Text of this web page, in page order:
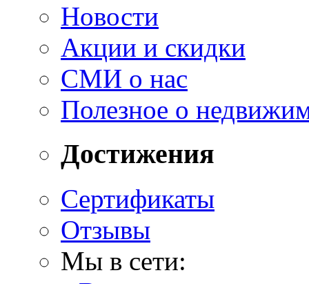
Новости
Акции и скидки
СМИ о нас
Полезное о
Достижения
Сертификаты
Отзывы
Мы в сети: